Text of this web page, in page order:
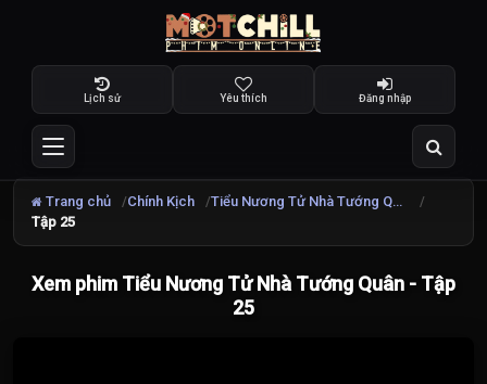
Lịch sử Yêu thích Đăng nhập
Trang chủ Chính Kịch
Tiểu Nương Tử Nhà Tướng Quân
Tập 25
Xem phim Tiểu Nương Tử Nhà Tướng Quân - Tập
25